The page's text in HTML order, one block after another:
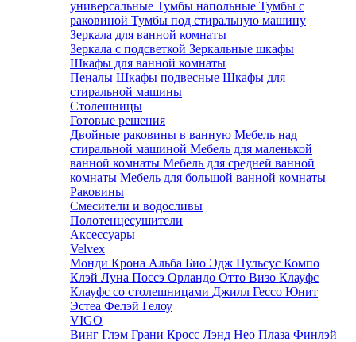
универсальные Тумбы напольные Тумбы с
раковиной Тумбы под стиральную машину
Зеркала для ванной комнаты
Зеркала с подсветкой Зеркальные шкафы
Шкафы для ванной комнаты
Пеналы Шкафы подвесные Шкафы для
стиральной машины
Столешницы
Готовые решения
Двойные раковины в ванную Мебель над
стиральной машиной Мебель для маленькой
ванной комнаты Мебель для средней ванной
комнаты Мебель для большой ванной комнаты
Раковины
Смесители и водосливы
Полотенцесушители
Аксессуары
Velvex
Монди Крона Альба Био Эдж Пульсус Компо
Клэй Луна Поссэ Орландо Отто Визо Клауфс
Клауфс со столешницами Джилл Гессо Юнит
Эстеа Фелэй Гелоу
VIGO
Винг Глэм Грани Кросс Лэнд Нео Плаза Финлэй